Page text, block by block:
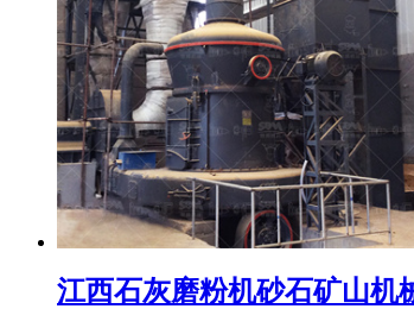
江西石灰磨粉机砂石矿山机